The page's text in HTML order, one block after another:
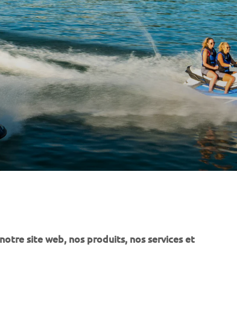
site web, nos produits, nos services et